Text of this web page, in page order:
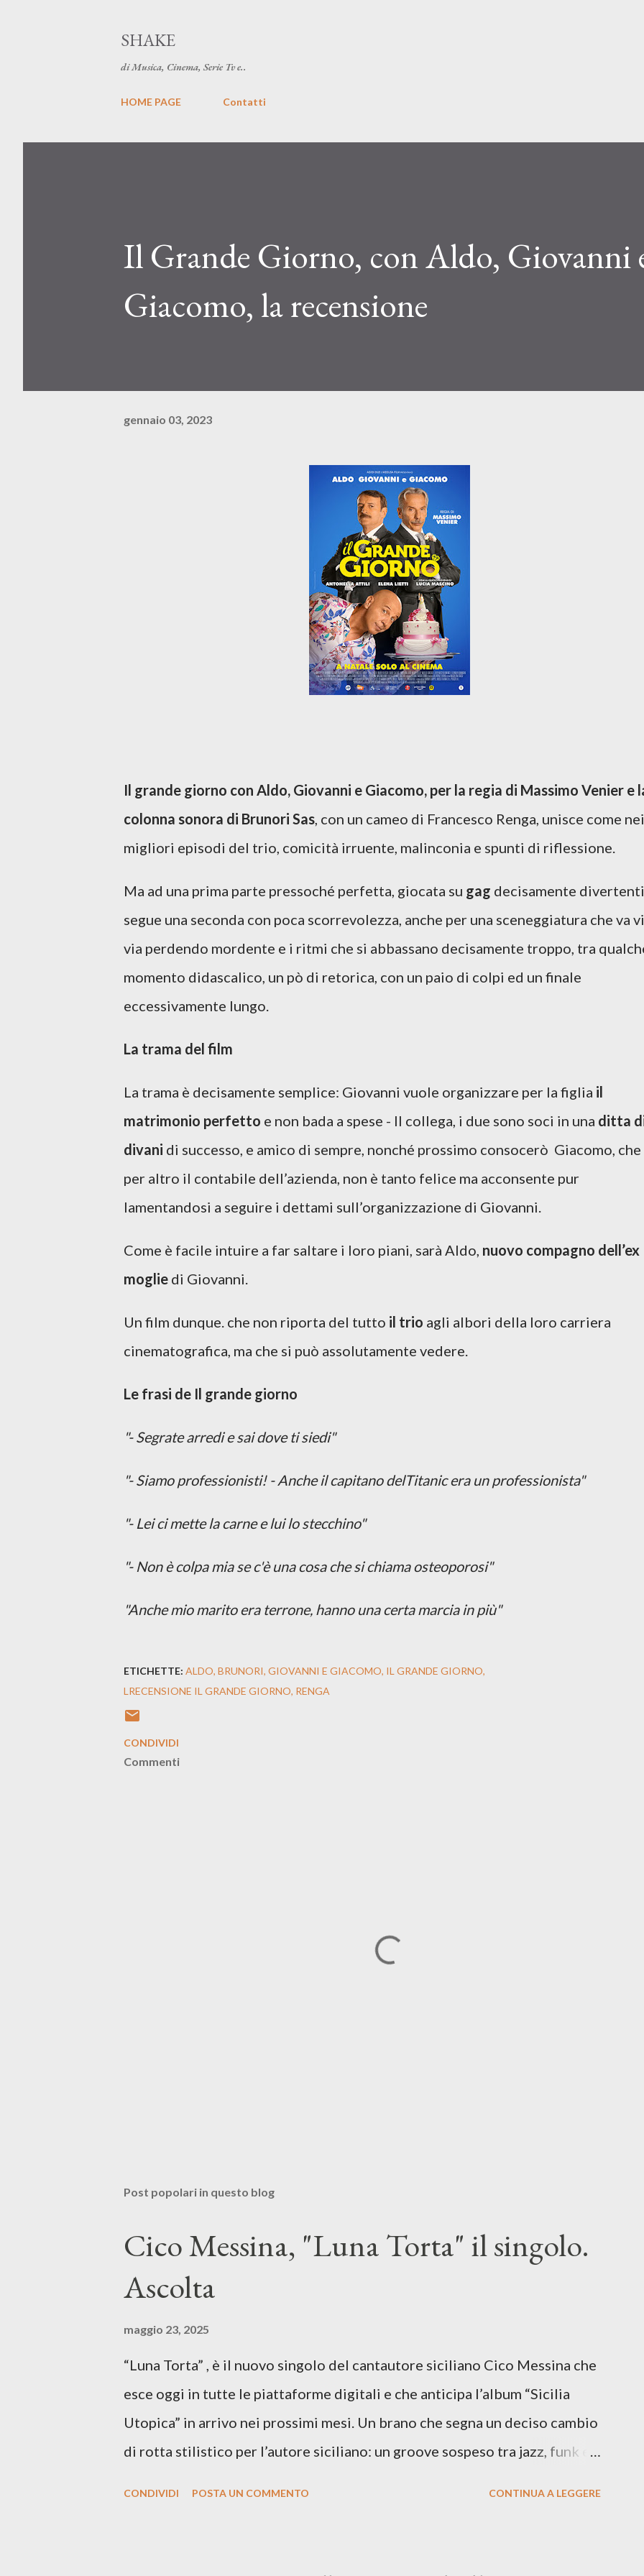
SHAKE
di Musica, Cinema, Serie Tv e..
HOME PAGE Contatti
Il Grande Giorno, con Aldo, Giovanni
Giacomo, la recensione
gennaio 03, 2023
Il grande giorno con Aldo, Giovanni e Giacomo, per la regia di Massimo Venier e
colonna sonora di Brunori Sas, con un cameo di Francesco Renga, unisce come nei
migliori episodi del trio, comicità irruente, malinconia e spunti di riflessione.
Ma ad una prima parte pressoché perfetta, giocata su gag decisamente
segue una seconda con poca scorrevolezza, anche per una sceneggiatura che va
via perdendo mordente e i ritmi che si abbassano decisamente troppo, tra
momento didascalico, un pò di retorica, con un paio di colpi ed un finale
eccessivamente lungo.
La trama del film
La trama è decisamente semplice: Giovanni vuole organizzare per la figlia il
matrimonio perfetto e non bada a spese - Il collega, i due sono soci in una ditta
divani di successo, e amico di sempre, nonché prossimo consocerò Giacomo, che
per altro il contabile dell’azienda, non è tanto felice ma acconsente pur
lamentandosi a seguire i dettami sull’organizzazione di Giovanni.
Come è facile intuire a far saltare i loro piani, sarà Aldo, nuovo compagno dell’ex
moglie di Giovanni.
Un film dunque. che non riporta del tutto il trio agli albori della loro carriera
cinematografica, ma che si può assolutamente vedere.
Le frasi de Il grande giorno
"- Segrate arredi e sai dove ti siedi"
"- Siamo professionisti! - Anche il capitano delTitanic era un professionista"
"- Lei ci mette la carne e lui lo stecchino"
"- Non è colpa mia se c'è una cosa che si chiama osteoporosi"
"Anche mio marito era terrone, hanno una certa marcia in più"
ETICHETTE: ALDO BRUNORI GIOVANNI E GIACOMO IL GRANDE GIORNO
LRECENSIONE IL GRANDE GIORNO RENGA
CONDIVIDI
Commenti
Post popolari in questo blog
Cico Messina, "Luna Torta" il singolo.
Ascolta
maggio 23, 2025
“Luna Torta” , è il nuovo singolo del cantautore siciliano Cico Messina che
esce oggi in tutte le piattaforme digitali e che anticipa l’album “Sicilia
Utopica” in arrivo nei prossimi mesi. Un brano che segna un deciso cambio
di rotta stilistico per l’autore siciliano: un groove sospeso tra jazz, funk e
CONDIVIDI POSTA UN COMMENTO CONTINUA A LEGGERE